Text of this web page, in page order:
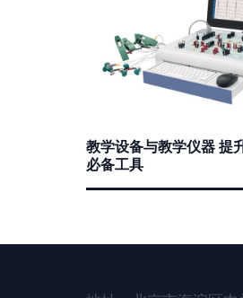
教学设备与教学仪器 提
必备工具